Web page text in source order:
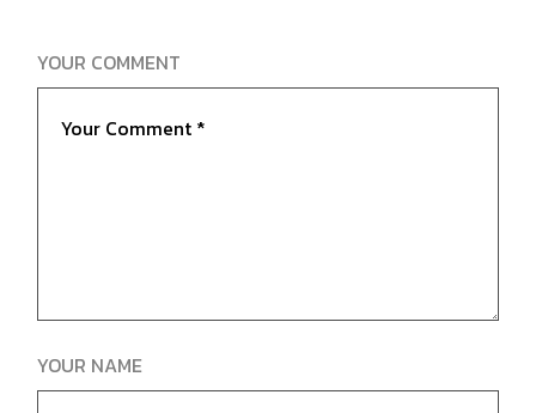
YOUR COMMENT
YOUR NAME